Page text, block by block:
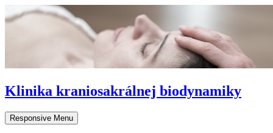
Klinika kraniosakrálnej biodynamiky
Responsive Menu